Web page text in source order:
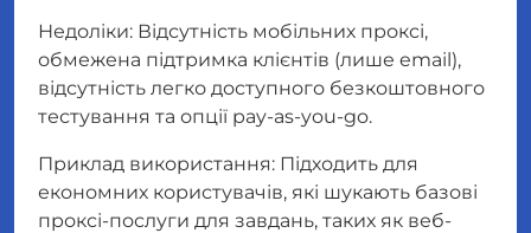
Недоліки: Відсутність мобільних проксі,
обмежена підтримка клієнтів (лише email),
відсутність легко доступного безкоштовного
тестування та опції pay-as-you-go.
Приклад використання: Підходить для
економних користувачів, які шукають базові
проксі-послуги для завдань, таких як веб-